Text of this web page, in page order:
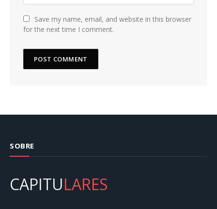
Save my name, email, and website in this browser
for the next time I comment.
SOBRE
CAPITULARES